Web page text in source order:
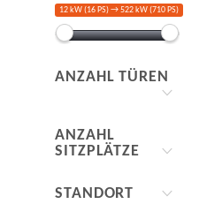
12 kW (16 PS) →522 kW (710 PS)
ANZAHL TÜREN
ANZAHL
SITZPLÄTZE
STANDORT